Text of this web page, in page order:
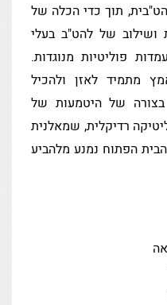
תוך כדי הכלה של
ושילוב של להט"ב בעלי
פוליטיות מנוגדות.
מתמיד לאזן ולהכיל
בצורה של היטמעות של
רדיקלית, שמאלנית
הפתוח נמנע מלהביע